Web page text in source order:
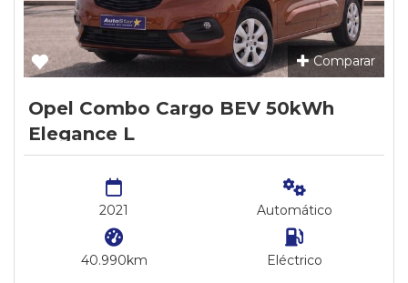
Comparar
Opel Combo Cargo BEV 50kWh
Elegance L
2021
40.990km
Automático
Eléctrico